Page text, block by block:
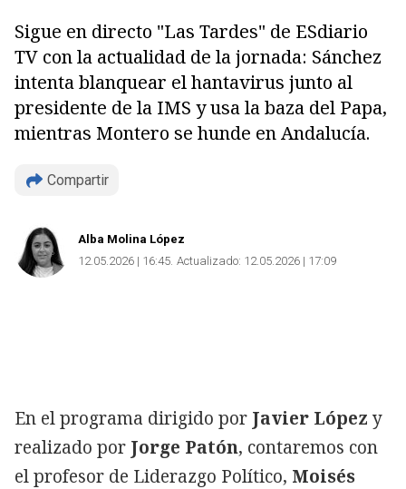
Sigue en directo "Las Tardes" de ESdiario
TV con la actualidad de la jornada: Sánchez
intenta blanquear el hantavirus junto al
presidente de la IMS y usa la baza del Papa,
mientras Montero se hunde en Andalucía.
Compartir
Alba Molina López
12.05.2026 | 16:45 Actualizado: 12.05.2026 | 17:09
En el programa dirigido por Javier López y
realizado por Jorge Patón, contaremos con
el profesor de Liderazgo Político, Moisés